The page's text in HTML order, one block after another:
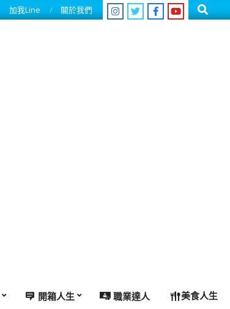
加我Line 關於我們 Search
開箱人生 職業達人 美食人生